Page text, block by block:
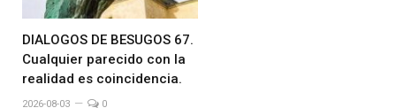
DIALOGOS DE BESUGOS 67.
Cualquier parecido con la
realidad es coincidencia.
2026-08-03 0